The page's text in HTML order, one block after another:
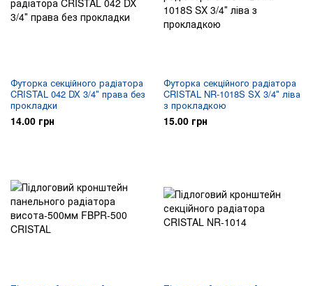
Футорка секційного радіатора
CRISTAL 042 DX 3/4″ права без
прокладки
14.00 грн
Футорка секційного радіатора
CRISTAL NR-1018S SX 3/4″ ліва
з прокладкою
15.00 грн